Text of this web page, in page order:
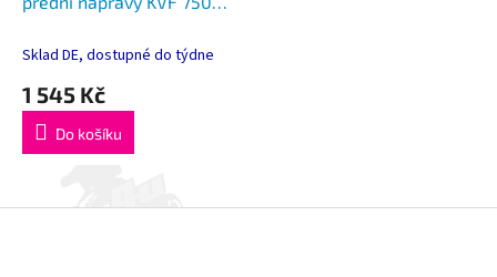
Sklad DE, dostupné do týdne
1 545 Kč
Do košíku